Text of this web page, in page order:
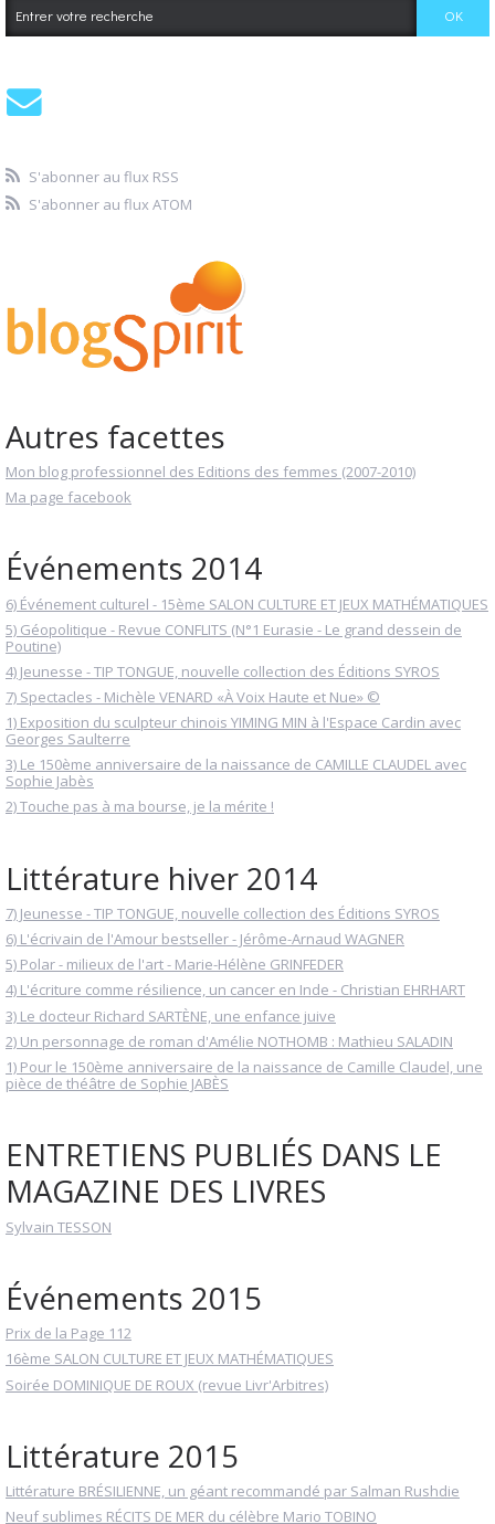
S'abonner au flux RSS
S'abonner au flux ATOM
Autres facettes
Mon blog professionnel des Editions des femmes (2007-2010)
Ma page facebook
Événements 2014
6) Événement culturel - 15ème SALON CULTURE ET JEUX MATHÉMATIQUES
5) Géopolitique - Revue CONFLITS (N°1 Eurasie - Le grand dessein de
Poutine)
4) Jeunesse - TIP TONGUE, nouvelle collection des Éditions SYROS
7) Spectacles - Michèle VENARD «À Voix Haute et Nue» ©
1) Exposition du sculpteur chinois YIMING MIN à l'Espace Cardin avec
Georges Saulterre
3) Le 150ème anniversaire de la naissance de CAMILLE CLAUDEL avec
Sophie Jabès
2) Touche pas à ma bourse, je la mérite !
Littérature hiver 2014
7) Jeunesse - TIP TONGUE, nouvelle collection des Éditions SYROS
6) L'écrivain de l'Amour bestseller - Jérôme-Arnaud WAGNER
5) Polar - milieux de l'art - Marie-Hélène GRINFEDER
4) L'écriture comme résilience, un cancer en Inde - Christian EHRHART
3) Le docteur Richard SARTÈNE, une enfance juive
2) Un personnage de roman d'Amélie NOTHOMB : Mathieu SALADIN
1) Pour le 150ème anniversaire de la naissance de Camille Claudel, une
pièce de théâtre de Sophie JABÈS
ENTRETIENS PUBLIÉS DANS LE
MAGAZINE DES LIVRES
Sylvain TESSON
Événements 2015
Prix de la Page 112
16ème SALON CULTURE ET JEUX MATHÉMATIQUES
Soirée DOMINIQUE DE ROUX (revue Livr'Arbitres)
Littérature 2015
Littérature BRÉSILIENNE, un géant recommandé par Salman Rushdie
Neuf sublimes RÉCITS DE MER du célèbre Mario TOBINO